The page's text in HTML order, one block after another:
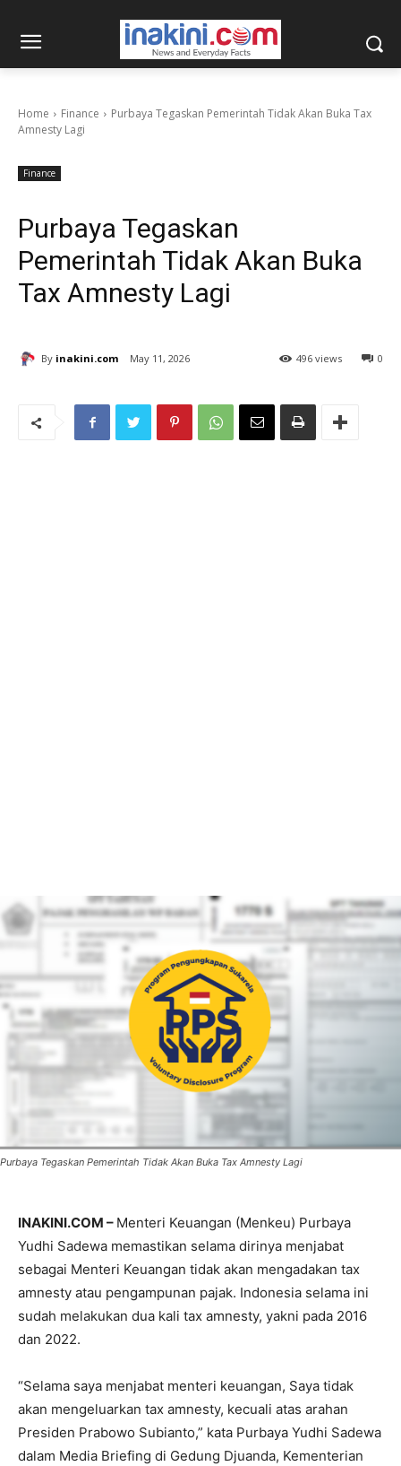
Home Finance
Purbaya Tegaskan Pemerintah Tidak Akan Buka Tax
Amnesty Lagi
Finance
Purbaya Tegaskan
Pemerintah Tidak Akan Buka
Tax Amnesty Lagi
By inakini.com May 11, 2026 0
496 views
Purbaya Tegaskan Pemerintah Tidak Akan Buka Tax Amnesty Lagi
INAKINI.COM – Menteri Keuangan (Menkeu) Purbaya
Yudhi Sadewa memastikan selama dirinya menjabat
sebagai Menteri Keuangan tidak akan mengadakan tax
amnesty atau pengampunan pajak. Indonesia selama ini
sudah melakukan dua kali tax amnesty, yakni pada 2016
dan 2022.
“Selama saya menjabat menteri keuangan, Saya tidak
akan mengeluarkan tax amnesty, kecuali atas arahan
Presiden Prabowo Subianto,” kata Purbaya Yudhi Sadewa
dalam Media Briefing di Gedung Djuanda, Kementerian